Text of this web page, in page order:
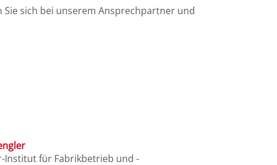
sich bei unserem Ansprechpartner und
Institut für Fabrikbetrieb und -